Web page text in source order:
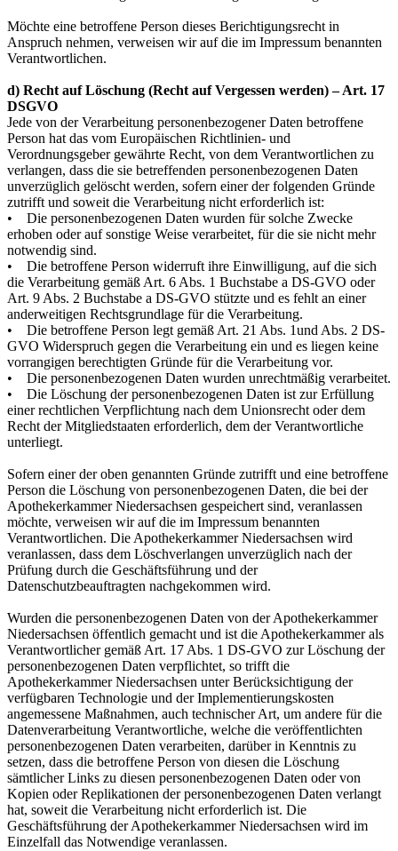
Möchte eine betroffene Person dieses Berichtigungsrecht in
Anspruch nehmen, verweisen wir auf die im Impressum benannten
Verantwortlichen.
d) Recht auf Löschung (Recht auf Vergessen werden) – Art. 17
DSGVO
Jede von der Verarbeitung personenbezogener Daten betroffene
Person hat das vom Europäischen Richtlinien- und
Verordnungsgeber gewährte Recht, von dem Verantwortlichen zu
verlangen, dass die sie betreffenden personenbezogenen Daten
unverzüglich gelöscht werden, sofern einer der folgenden Gründe
zutrifft und soweit die Verarbeitung nicht erforderlich ist:
• Die personenbezogenen Daten wurden für solche Zwecke
erhoben oder auf sonstige Weise verarbeitet, für die sie nicht mehr
notwendig sind.
• Die betroffene Person widerruft ihre Einwilligung, auf die sich
die Verarbeitung gemäß Art. 6 Abs. 1 Buchstabe a DS-GVO oder
Art. 9 Abs. 2 Buchstabe a DS-GVO stützte und es fehlt an einer
anderweitigen Rechtsgrundlage für die Verarbeitung.
• Die betroffene Person legt gemäß Art. 21 Abs. 1und Abs. 2 DS-
GVO Widerspruch gegen die Verarbeitung ein und es liegen keine
vorrangigen berechtigten Gründe für die Verarbeitung vor.
• Die personenbezogenen Daten wurden unrechtmäßig verarbeitet.
• Die Löschung der personenbezogenen Daten ist zur Erfüllung
einer rechtlichen Verpflichtung nach dem Unionsrecht oder dem
Recht der Mitgliedstaaten erforderlich, dem der Verantwortliche
unterliegt.
Sofern einer der oben genannten Gründe zutrifft und eine betroffene
Person die Löschung von personenbezogenen Daten, die bei der
Apothekerkammer Niedersachsen gespeichert sind, veranlassen
möchte, verweisen wir auf die im Impressum benannten
Verantwortlichen. Die Apothekerkammer Niedersachsen wird
veranlassen, dass dem Löschverlangen unverzüglich nach der
Prüfung durch die Geschäftsführung und der
Datenschutzbeauftragten nachgekommen wird.
Wurden die personenbezogenen Daten von der Apothekerkammer
Niedersachsen öffentlich gemacht und ist die Apothekerkammer als
Verantwortlicher gemäß Art. 17 Abs. 1 DS-GVO zur Löschung der
personenbezogenen Daten verpflichtet, so trifft die
Apothekerkammer Niedersachsen unter Berücksichtigung der
verfügbaren Technologie und der Implementierungskosten
angemessene Maßnahmen, auch technischer Art, um andere für die
Datenverarbeitung Verantwortliche, welche die veröffentlichten
personenbezogenen Daten verarbeiten, darüber in Kenntnis zu
setzen, dass die betroffene Person von diesen die Löschung
sämtlicher Links zu diesen personenbezogenen Daten oder von
Kopien oder Replikationen der personenbezogenen Daten verlangt
hat, soweit die Verarbeitung nicht erforderlich ist. Die
Geschäftsführung der Apothekerkammer Niedersachsen wird im
Einzelfall das Notwendige veranlassen.